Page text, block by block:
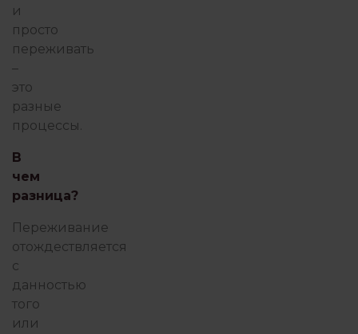
и
просто
переживать
–
это
разные
процессы.
В
чем
разница?
Переживание
отождествляется
с
данностью
того
или